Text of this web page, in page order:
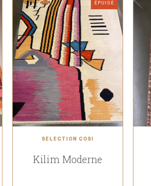
ÉPUISÉ
SÉLECTION COSI
Kilim Moderne